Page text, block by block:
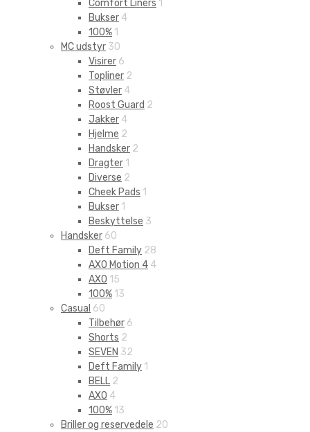
Comfort Liners 1
Bukser 4
100% 1
MC udstyr 30
Visirer 6
Topliner 2
Støvler 4
Roost Guard 2
Jakker 4
Hjelme 2
Handsker 2
Dragter 1
Diverse 2
Cheek Pads 1
Bukser 1
Beskyttelse 3
Handsker 60
Deft Family 28
AXO Motion 4 4
AXO 15
100% 13
Casual 60
Tilbehør 6
Shorts 2
SEVEN 32
Deft Family 1
BELL 2
AXO 4
100% 13
Briller og reservedele 20